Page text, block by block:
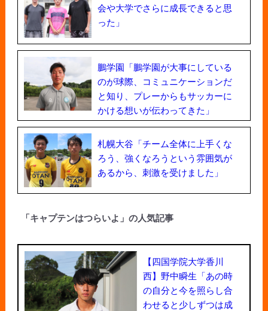
会や大学でさらに成長できると思
った」
鵬学園「鵬学園が大事にしている
のが球際、コミュニケーションだ
と知り、プレーからもサッカーに
かける想いが伝わってきた」
札幌大谷「チーム全体に上手くな
ろう、強くなろうという雰囲気が
あるから、刺激を受けました」
「キャプテンはつらいよ」の人気記事
【四国学院大学香川
西】野中瞬生「あの時
の自分と今を照らし合
わせると少しずつは成